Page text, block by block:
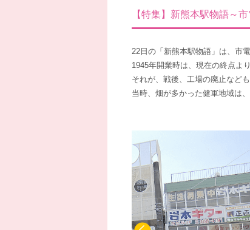
【特集】新熊本駅物語～
22日の「新熊本駅物語」は、市
1945年開業時は、現在の終点よ
それが、戦後、工場の廃止など
当時、畑が多かった健軍地域は